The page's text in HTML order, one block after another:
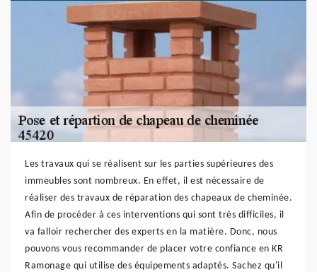
Les travaux qui se réalisent sur les parties supérieures des
immeubles sont nombreux. En effet, il est nécessaire de
réaliser des travaux de réparation des chapeaux de cheminée.
Afin de procéder à ces interventions qui sont très difficiles, il
va falloir rechercher des experts en la matière. Donc, nous
pouvons vous recommander de placer votre confiance en KR
Ramonage qui utilise des équipements adaptés. Sachez qu'il